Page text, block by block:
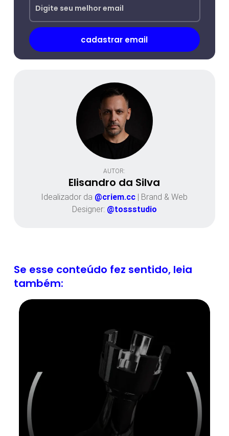
AUTOR:
Elisandro da Silva
Idealizador da @criem.cc | Brand & Web
Designer: @tossstudio
Se esse conteúdo fez sentido, leia
também: